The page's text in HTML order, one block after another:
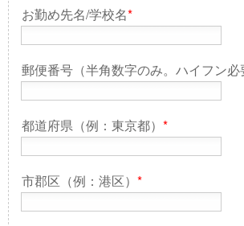
お勤め先名/学校名*
郵便番号（半角数字のみ。ハイフン必
都道府県（例：東京都） *
市郡区（例：港区） *